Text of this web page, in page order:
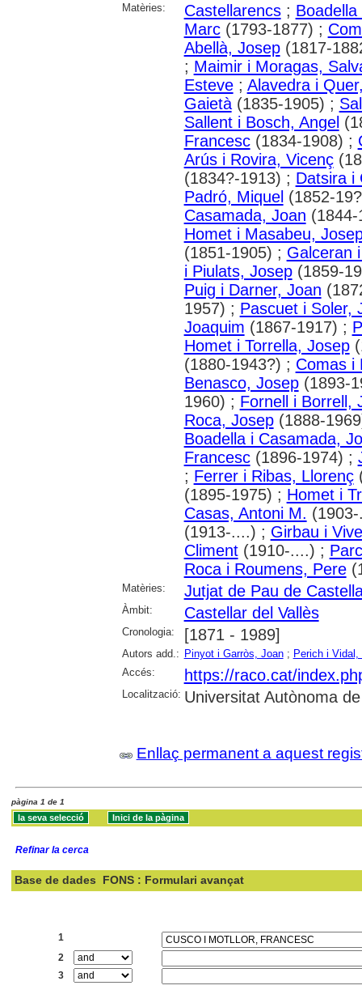
Matèries:
Castellarencs;
Marc(1793-1877) ;
Abellà, Josep(1817-
; Maimir i Moragas,
Esteve; Alavedra i
Gaietà(1835-1905) ;
Sallent i Bosch, Angel
Francesc(1834-1908) ;
Arús i Rovira, Vicenç
(1834?-1913) ; Datsira i
Padró, Miquel (1852-
Casamada, Joan
Homet i Masabeu,
(1851-1905) ; Galceran
i Piulats, Josep(1859-
Puig i Darner, Joan
1957) ; Pascuet i Soler,
Joaquim (1867-1917) ;
Homet i Torrella, Josep
(1880-1943?) ; Comas i
Benasco, Josep(1893-
1960) ; Fornell i Borrell,
Roca, Josep(1888-
Boadella i Casamada,
Francesc(1896-1974) ;
; Ferrer i Ribas, Llorenç
(1895-1975) ; Homet i
Casas, Antoni M.
(1913-....) ; Girbau i
Climent(1910-....) ;
Roca i Roumens, Pere
Matèries: Jutjat de Pau de
Àmbit: Castellar del Vallès
Cronologia: [1871 - 1989]
Autors add.: Pinyot i Garròs, Joan; Perich i Vidal,
Accés:
https://raco.cat/
Localització: Universitat Autònoma
Enllaç permanent a aquest
pàgina 1 de 1
Refinar la cerca
Base de dades FONS : Formulari avançat
1
2
3